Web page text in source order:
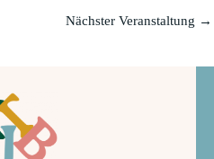
Nächster Veranstaltung →